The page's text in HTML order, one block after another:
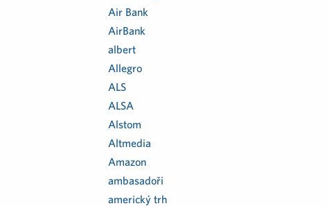
Air Bank
AirBank
albert
Allegro
ALS
ALSA
Alstom
Altmedia
Amazon
ambasadoři
americký trh